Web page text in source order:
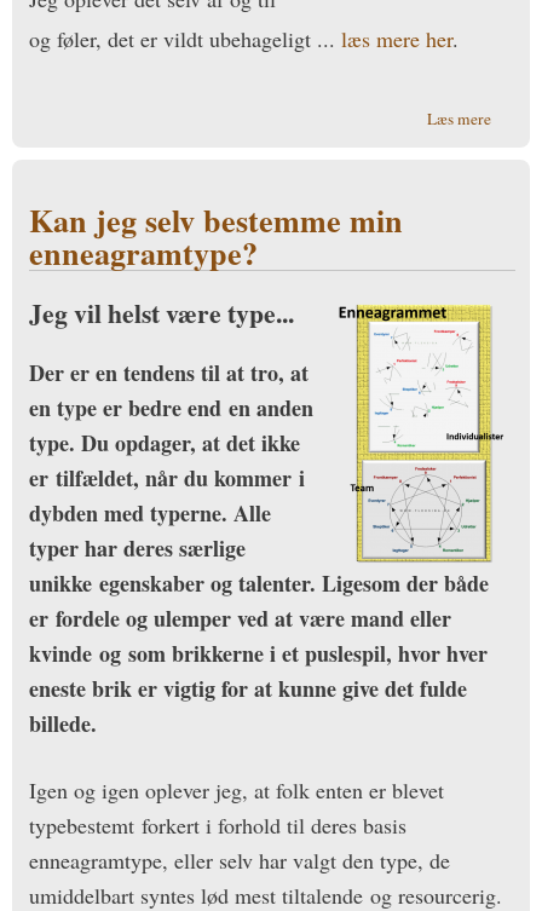
og føler, det er vildt ubehageligt ... læs mere her.
Læs mereom
Kan jeg selv bestemme min
enneagramtype?
Jeg vil helst være type...
Der er en tendens til at tro, at
en type er bedre end en anden
type. Du opdager, at det ikke
er tilfældet, når du kommer i
dybden med typerne. Alle
typer har deres særlige
unikke egenskaber og talenter. Ligesom der både
er fordele og ulemper ved at være mand eller
kvinde og som brikkerne i et puslespil, hvor hver
eneste brik er vigtig for at kunne give det fulde
billede.
Igen og igen oplever jeg, at folk enten er blevet
typebestemt forkert i forhold til deres basis
enneagramtype, eller selv har valgt den type, de
umiddelbart syntes lød mest tiltalende og resourcerig.